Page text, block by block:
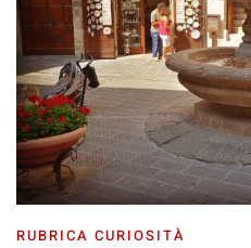
RUBRICA CURIOSITÀ